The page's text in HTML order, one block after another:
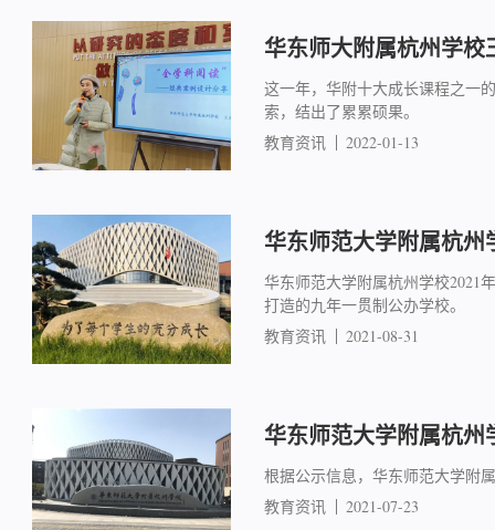
华东师大附属杭州学
这一年，华附十大成长课程之一
索，结出了累累硕果。
教育资讯
2022-01-13
华东师范大学附属杭州
华东师范大学附属杭州学校
打造的九年一贯制公办学校。
教育资讯
2021-08-31
华东师范大学附属杭州
根据公示信息，华东师范大学附
教育资讯
2021-07-23